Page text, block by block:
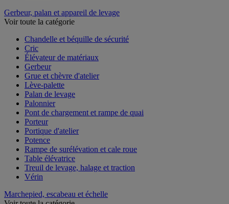
Gerbeur, palan et appareil de levage
Voir toute la catégorie
Chandelle et béquille de sécurité
Cric
Élévateur de matériaux
Gerbeur
Grue et chèvre d'atelier
Lève-palette
Palan de levage
Palonnier
Pont de chargement et rampe de quai
Porteur
Portique d'atelier
Potence
Rampe de surélévation et cale roue
Table élévatrice
Treuil de levage, halage et traction
Vérin
Marchepied, escabeau et échelle